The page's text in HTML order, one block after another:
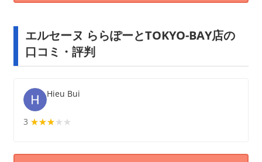
エルセーヌ ららぽーとTOKYO-BAY店の
口コミ・評判
Hieu Bui
3 ★★★★★
★★★